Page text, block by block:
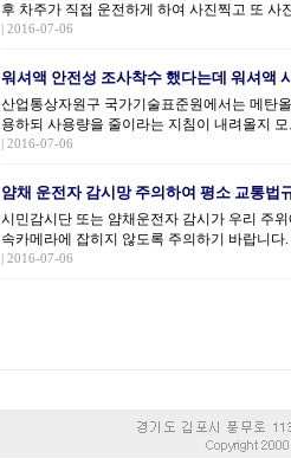
후 차주가 직접 운전하게 하여 사진찍고 또 사
| 2016-07-06
워셔액 안전성 조사착수 했다는데 워셔액
산업통상자원구 국가기술표준원에서는 메탄
용하되 사용량을 줄이라는 지침이 내려올지
| 2016-07-06
얌채 운전자 감시망 주의하여 평소 교통법
시민감시단 또는 얌채운전자 감시가 우리 주
속카메라에 잡히지 않도록 주의하기 바랍니다
| 2016-07-06